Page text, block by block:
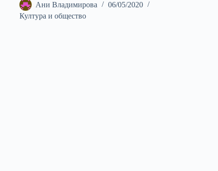
Ани Владимирова
06/05/2020
Култура и общество